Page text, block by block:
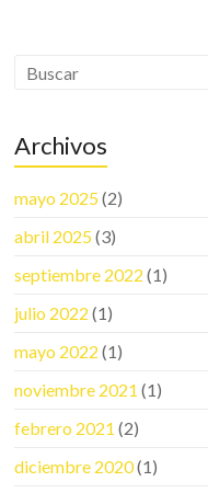
k
Archivos
mayo 2025(2)
abril 2025(3)
septiembre 2022 (1)
julio 2022 (1)
mayo 2022 (1)
noviembre 2021 (1)
febrero 2021 (2)
diciembre 2020(1)